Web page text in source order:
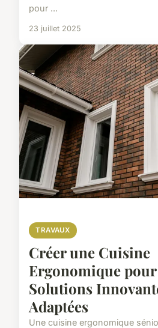
pour ...
23 juillet 2025
TRAVAUX
Créer une Cuisine
Ergonomique
Solutions
Adaptées
Une cuisine ergonomique